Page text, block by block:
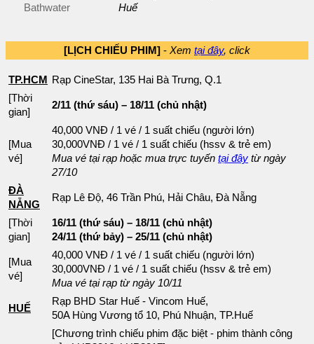
Bathwater
Huế
[LỊCH CHIẾU PHIM] - Xem tại đây, click
TP.HCM
Rạp CineStar, 135 Hai Bà Trưng, Q.1
[Thời
gian]
2/11 (thứ sáu) – 18/11 (chủ nhật)
[Mua
vé]
40,000 VNĐ / 1 vé / 1 suất chiếu (người lớn)
30,000VNĐ / 1 vé / 1 suất chiếu (hssv & trẻ em)
Mua vé tại rạp hoặc mua trực tuyến tại đây từ ngày
27/10
ĐÀ
NẴNG
Rạp Lê Độ, 46 Trần Phú, Hải Châu, Đà Nẵng
[Thời
gian]
16/11 (thứ sáu) – 18/11 (chủ nhật)
24/11 (thứ bảy) – 25/11 (chủ nhật)
[Mua
vé]
40,000 VNĐ / 1 vé / 1 suất chiếu (người lớn)
30,000VNĐ / 1 vé / 1 suất chiếu (hssv & trẻ em)
Mua vé tại rạp từ ngày 10/11
HUẾ
Rạp BHD Star Huế - Vincom Huế,
50A Hùng Vương tổ 10, Phú Nhuận, TP.Huế
[Chương trình chiếu phim đặc biệt - phim thành công